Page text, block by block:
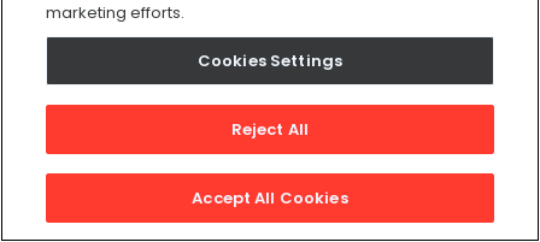
Sensor de vibración
Un sensor de vibración es un dispositivo
que mide la cantidad y frecuencia de
vibración en un sistema, máquina o
pieza de equipo determinado.
marketing efforts.
Cookies Settings
Reject All
Accept All Cookies